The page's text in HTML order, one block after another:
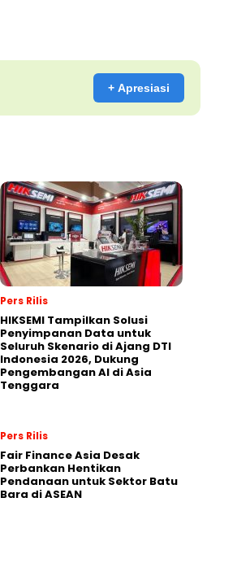
+ Apresiasi
Pers Rilis
HIKSEMI Tampilkan Solusi
Penyimpanan Data untuk
Seluruh Skenario di Ajang DTI
Indonesia 2026, Dukung
Pengembangan AI di Asia
Tenggara
Pers Rilis
Fair Finance Asia Desak
Perbankan Hentikan
Pendanaan untuk Sektor Batu
Bara di ASEAN